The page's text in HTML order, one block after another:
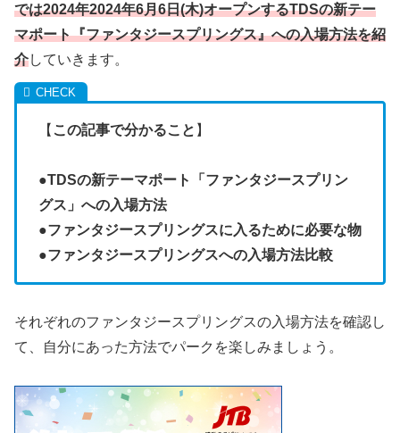
では2024年2024年6月6日(木)オープンするTDSの新テー
マポート『ファンタジースプリングス』への入場方法を紹
介していきます。
【 この記事で分かること 】
●TDSの新テーマポート「ファンタジースプリン
グス」への入場方法
●ファンタジースプリングスに入るために必要な物
●ファンタジースプリングスへの入場方法比較
それぞれのファンタジースプリングスの入場方法を確認し
て、自分にあった方法でパークを楽しみましょう。